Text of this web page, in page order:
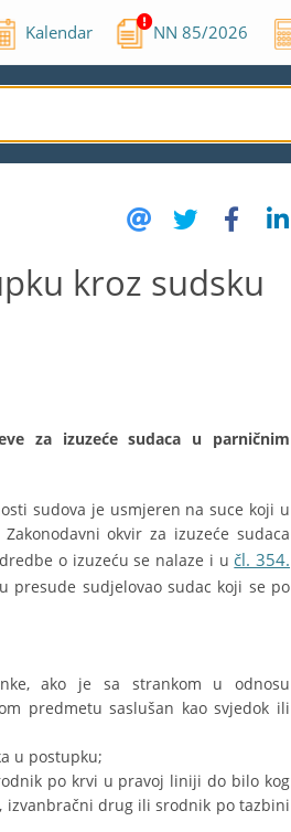
Kalendar NN85/2026
kroz sudsku
za izuzeće sudaca u parničnim
sudova je usmjeren na suce koji u
okvir za izuzeće sudaca
o izuzeću se nalaze i u čl. 354.
presude sudjelovao sudac koji se po
ako je sa strankom u odnosu
predmetu saslušan kao svjedok ili
u postupku;
po krvi u pravoj liniji do bilo kog
drug ili srodnik po tazbini